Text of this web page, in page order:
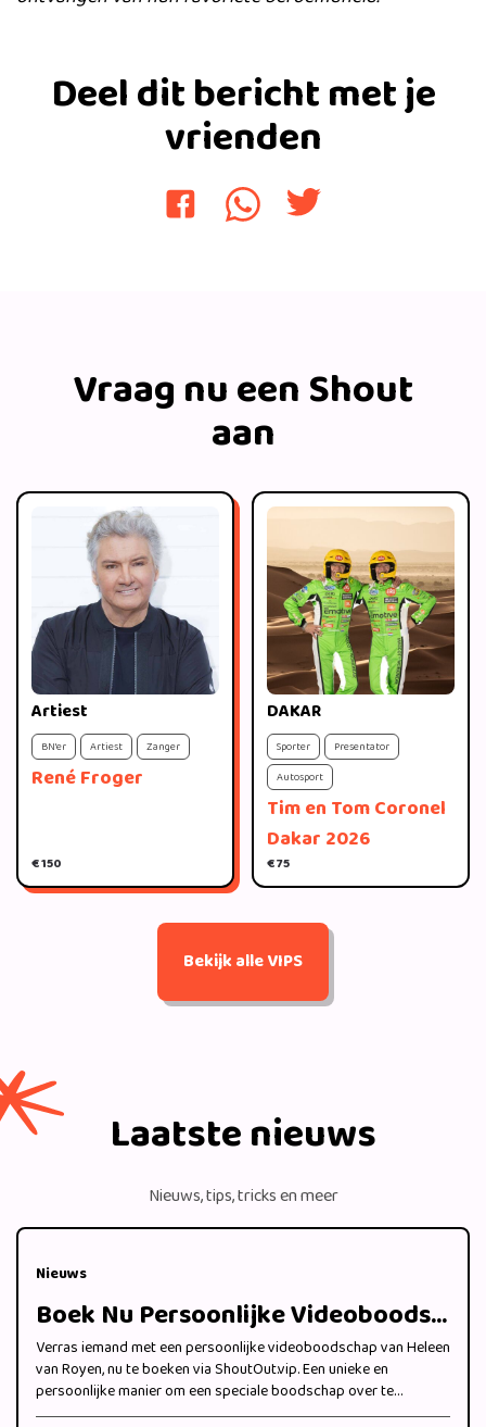
Deel dit bericht met je
vrienden
Vraag nu een Shout
aan
René Froger
Artiest
€ 150
BN'er Artiest Zanger
Tim en Tom Coronel
Dakar 2026
DAKAR
€ 75
Sporter
Presentator
Autosport
Bekijk alle VIPS
Laatste nieuws
Nieuws, tips, tricks en meer
Nieuws
Boek Nu Persoonlijke Videoboodschappen van Heleen van Royen bij ShoutOut.vip
Verras iemand met een persoonlijke videoboodschap van Heleen
van Royen, nu te boeken via ShoutOut.vip. Een unieke en
persoonlijke manier om een speciale boodschap over te
brengen.